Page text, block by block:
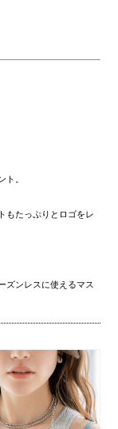
ト。
もたっぷりとロゴをレ
ズンレスに使えるマス